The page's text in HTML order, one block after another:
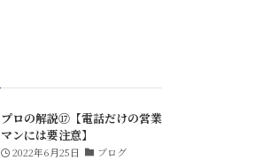
プロの解説⑰【電話だけの営業
マンには要注意】
2022年6月25日 ブログ